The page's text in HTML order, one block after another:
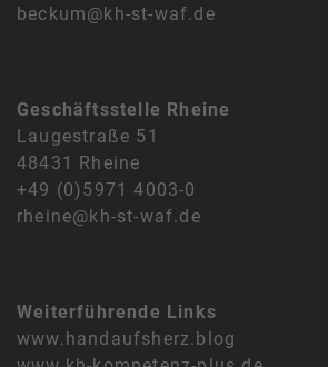
beckum@kh-st-waf.de
Geschäftsstelle Rheine
Laugestraße 51
48431 Rheine
+49 (0)5971 4003-0
rheine@kh-st-waf.de
Weiterführende Links
www.handaufsherz.blog